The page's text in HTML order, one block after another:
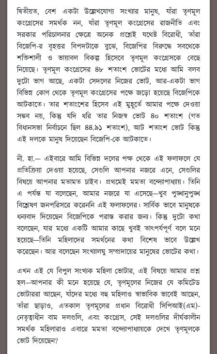
দ্বিতীয়ত, বেশ একটা উল্লেখযোগ্য সংখ্যার মানুষ, যাঁরা তৃণমূল
কংগ্রেসের সমর্থক নন, যাঁরা তৃণমূল কংগ্রেসের রাজনীতি এবং
সরকার পরিচালনার ক্ষেত্রে অনেক প্রশ্নেই যথেষ্ট বিরোধী, তাঁরা
বিজেপি-র বৃহত্তর বিপদটাকে বুঝে, বিজেপির বিরুদ্ধে সবথেকে
শক্তিশালী ও ভায়াবল বিকল্প হিসেবে তৃণমূল কংগ্রেসকে বেছে
নিয়েছে। তৃণমূল কংগ্রেসের ৪৮ শতাংশ ভোটের মধ্যে আমি বলব
দুটো ভাগ আছে, একটা সেদলের নিজের ভোট, আর-একটা ভাগ
বিভিন্ন কোণ থেকে তৃণমূল কংগ্রেসের পক্ষে জড়ো হয়েছে বিজেপিকে
আটকাতে। তার শতাংশের হিসেব এই মুহূর্তে আমার পক্ষে দেওয়া
সম্ভব নয়, কিন্তু যদি ধরি তার নিজস্ব ভোট ৪০ শতাংশ (গত
বিধানসভা নির্বাচনে ছিল ৪৪.৯১ শতাংশ), আট শতাংশ ভোট কিন্তু
এই দলকে মানুষ দিয়েছেন বিজেপি-কে আটকাতে।
নী. হা.— এইবারে আমি বিভিন্ন দলের পক্ষ থেকে এই ফলাফলে যে
প্রতিক্রিয়া দেওয়া হয়েছে, সেগুলি আপনার নজরে এনে, সেগুলির
বিষয়ে আপনার মতামত চাইব। প্রথমেই মমতা বন্দ্যোপাধ্যায়। তিনি
এ পর্যন্ত যা বলেছেন, আমার নজরে যা এসেছে—খুব পুঙ্খানুপুঙ্খ
বিশ্লেষণ জনপরিসরে করেননি এই ফলাফলের। সার্বিক ভাবে মানুষকে
ধন্যবাদ দিয়েছেন বিজেপিকে পরাস্ত করার জন্য। কিন্তু দুটো কথা
বলেছেন, যার মধ্যে একটি আমার কাছে খুবই তাৎপর্যপূর্ণ বলে মনে
হয়েছে—তিনি মহিলাদের সমর্থনের কথা বিশেষ ভাবে উল্লেখ
করেছেন। আর বলেছেন সংখ্যালঘু সম্প্রদায়ের মানুষের ভোটের কথা।
এখন এই যে বিপুল সংখ্যক মহিলা ভোটার, এই বিষয়ে আমার প্রশ্ন
হল—আপনার কী মনে হয়েছে যে, তৃণমূলের নিজের যে কমিটেড
ভোটাররা আছেন, যাঁদের মধ্যে বহু মহিলাও স্বাভাবিক ভাবেই আছেন,
তাঁরা ছাড়াও, এতকাল তৃণমূলের প্রধান বিরোধী সিপিআই(এম)-
নেতৃত্বাধীন বাম দলগুলি, এবং কংগ্রেস, সেই দলগুলির দীর্ঘকালীন
সমর্থক মহিলারাও এবারে মমতা বন্দ্যোপাধ্যায়কে দেখে তৃণমূলকে
ভোট দিয়েছেন?